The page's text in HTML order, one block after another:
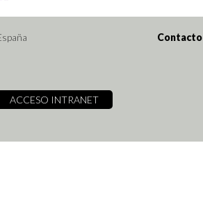
Contacto
ACCESO INTRANET